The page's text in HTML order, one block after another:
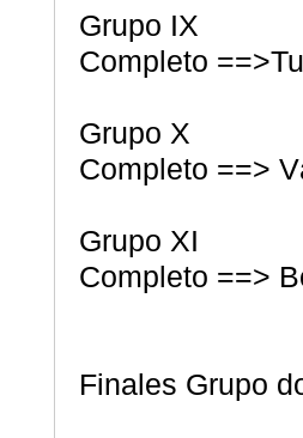
Grupo IX
Completo
Grupo X
Completo ==>
Grupo XI
Completo ==>
Finales Grupo